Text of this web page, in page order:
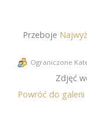
Przeboje
Ograniczone
Zdjęć
Powróć do galerii